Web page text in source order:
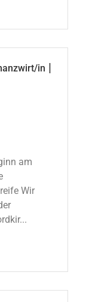
in |
am
Wir